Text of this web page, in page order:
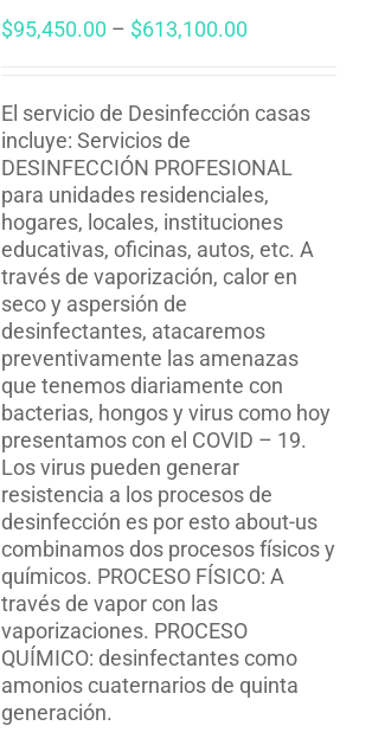
$95,450.00 – $613,100.00Price
through
El servicio de Desinfección casas
incluye: Servicios de
DESINFECCIÓN PROFESIONAL
para unidades residenciales,
hogares, locales, instituciones
educativas, oficinas, autos, etc. A
través de vaporización, calor en
seco y aspersión de
desinfectantes, atacaremos
preventivamente las amenazas
que tenemos diariamente con
bacterias, hongos y virus como hoy
presentamos con el COVID – 19.
Los virus pueden generar
resistencia a los procesos de
desinfección es por esto about-us
combinamos dos procesos físicos y
químicos. PROCESO FÍSICO: A
través de vapor con las
vaporizaciones. PROCESO
QUÍMICO: desinfectantes como
amonios cuaternarios de quinta
generación.